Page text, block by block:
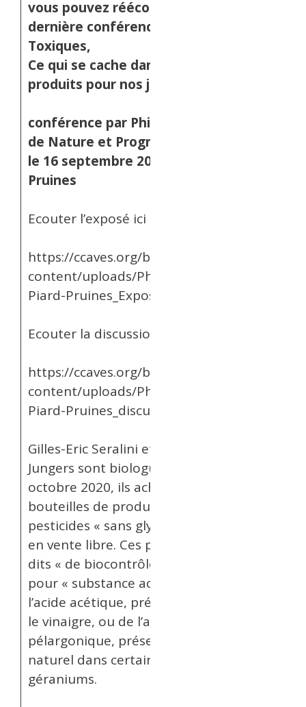
vous pouvez réécouter notre
dernière conférence “Secrets
Toxiques,
Ce qui se cache dans les
produits pour nos jardins”
conférence par Philippe Piard,
de Nature et Progrès Aveyron
le 16 septembre 2020 à
Pruines
Ecouter l’exposé ici
https://ccaves.org/blog/wp-
content/uploads/Philippe-
Piard-Pruines_Expose.mp3
Ecouter la discussion ici
https://ccaves.org/blog/wp-
content/uploads/Philippe-
Piard-Pruines_discussion.mp3
Gilles-Eric Seralini et Gérald
Jungers sont biologues. En
octobre 2020, ils achètent 14
bouteilles de produits
pesticides « sans glyphosate »
en vente libre. Ces produits
dits « de biocontrôle » ont
pour « substance active » de
l’acide acétique, présent dans
le vinaigre, ou de l’acide
pélargonique, présent à l’état
naturel dans certains
géraniums.